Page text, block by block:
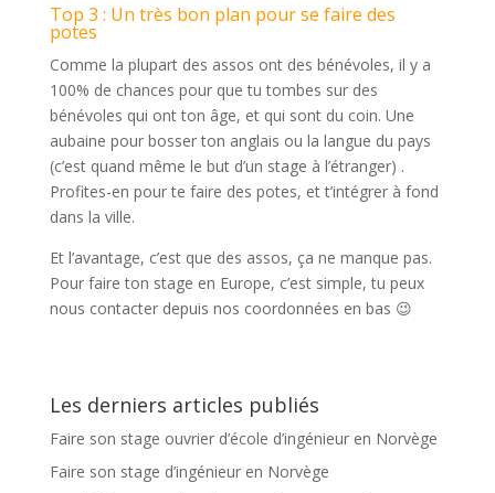
Top 3 : Un très bon plan pour se faire des
potes
Comme la plupart des assos ont des bénévoles, il y a
100% de chances pour que tu tombes sur des
bénévoles qui ont ton âge, et qui sont du coin. Une
aubaine pour bosser ton anglais ou la langue du pays
(c’est quand même le but d’un stage à l’étranger) .
Profites-en pour te faire des potes, et t’intégrer à fond
dans la ville.
Et l’avantage, c’est que des assos, ça ne manque pas.
Pour faire ton stage en Europe, c’est simple, tu peux
nous contacter depuis nos coordonnées en bas 😉
Les derniers articles publiés
Faire son stage ouvrier d’école d’ingénieur en Norvège
Faire son stage d’ingénieur en Norvège